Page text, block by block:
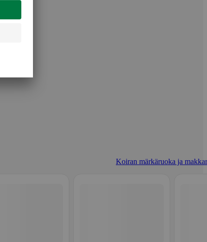
Koiran märkäruoka ja